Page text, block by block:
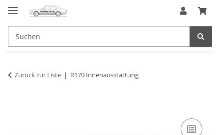
Zurück zur Liste R170 Innenausstattung